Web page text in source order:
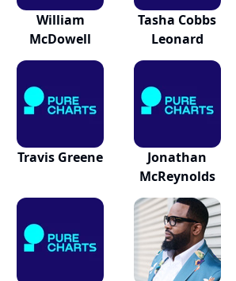
William
McDowell
Tasha Cobbs
Leonard
Travis Greene
Jonathan
McReynolds